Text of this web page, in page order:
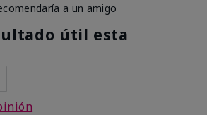
a un amigo
útil esta